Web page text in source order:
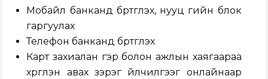
Мобайл банканд бүртгүүлэх, нууц үгийн блок
гаргуулах
Телефон банканд бүртгүүлэх
Карт захиалан гэр болон ажлын хаягаараа
хүргүүлэн авах зэрэг үйлчилгээг онлайнаар